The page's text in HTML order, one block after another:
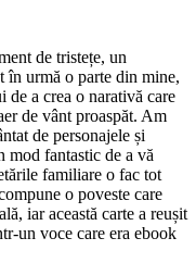
de tristețe, un
în urmă o parte din mine,
de a crea o narativă care
de vânt proaspăt. Am
de personajele și
mod fantastic de a vă
familiare o fac tot
o poveste care
iar această carte a reușit
un voce care era ebook